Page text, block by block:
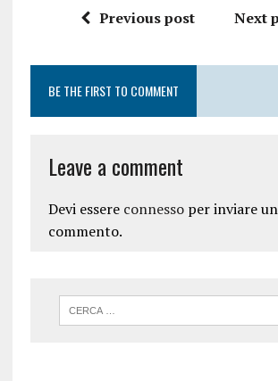
Previous post Next
BE THE FIRST TO COMMENT
Leave a comment
Devi essere connessoper inviare un
commento.